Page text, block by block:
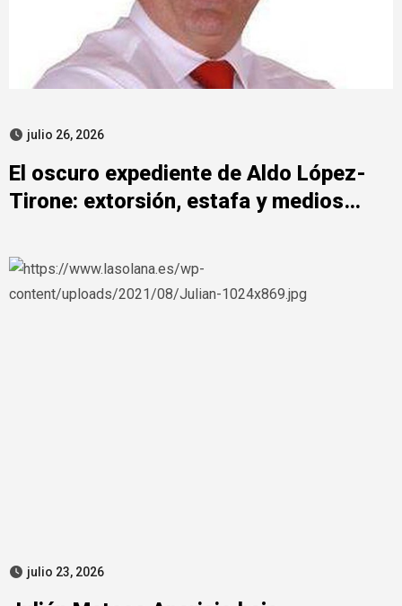
julio 26, 2026
El oscuro expediente de Aldo López-
Tirone: extorsión, estafa y medios
julio 23, 2026